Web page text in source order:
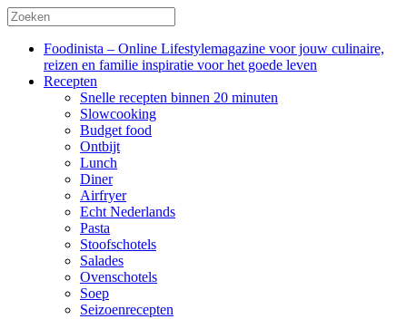
Foodinista – Online Lifestylemagazine voor jouw culinaire,
reizen en familie inspiratie voor het goede leven
Recepten
Snelle recepten binnen 20 minuten
Slowcooking
Budget food
Ontbijt
Lunch
Diner
Airfryer
Echt Nederlands
Pasta
Stoofschotels
Salades
Ovenschotels
Soep
Seizoenrecepten